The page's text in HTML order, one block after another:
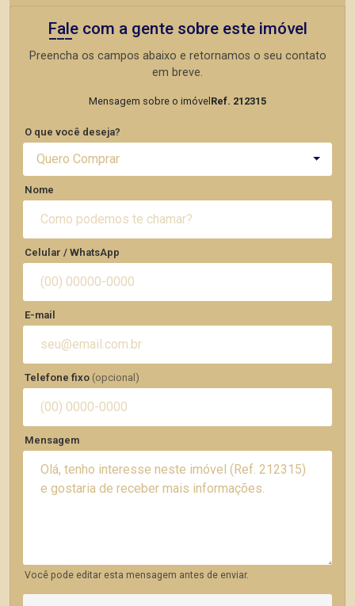
Fale com a gente sobre este imóvel
Preencha os campos abaixo e retornamos o seu contato
em breve.
Mensagem sobre o imóvel Ref. 212315
O que você deseja?
Quero Comprar
Nome
Celular / WhatsApp
E-mail
Telefone fixo (opcional)
Mensagem
Você pode editar esta mensagem antes de enviar.